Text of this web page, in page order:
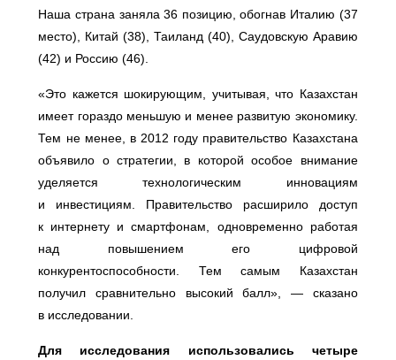
Наша страна заняла 36 позицию, обогнав Италию (37
место), Китай (38), Таиланд (40), Саудовскую Аравию
(42) и Россию (46).
«Это кажется шокирующим, учитывая, что Казахстан
имеет гораздо меньшую и менее развитую экономику.
Тем не менее, в 2012 году правительство Казахстана
объявило о стратегии, в которой особое внимание
уделяется технологическим инновациям
и инвестициям. Правительство расширило доступ
к интернету и смартфонам, одновременно работая
над повышением его цифровой
конкурентоспособности. Тем самым Казахстан
получил сравнительно высокий балл», — сказано
в исследовании.
Для исследования использовались четыре